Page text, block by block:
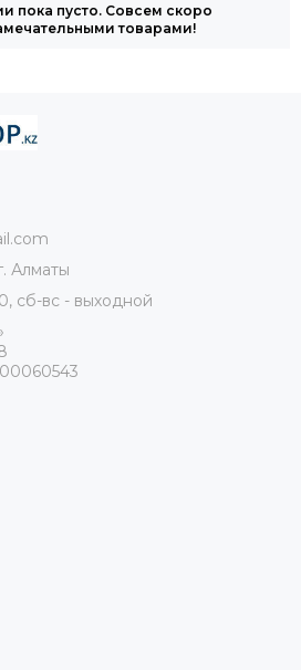
пока пусто. Совсем скоро
товарами!
Алматы
сб-вс - выходной